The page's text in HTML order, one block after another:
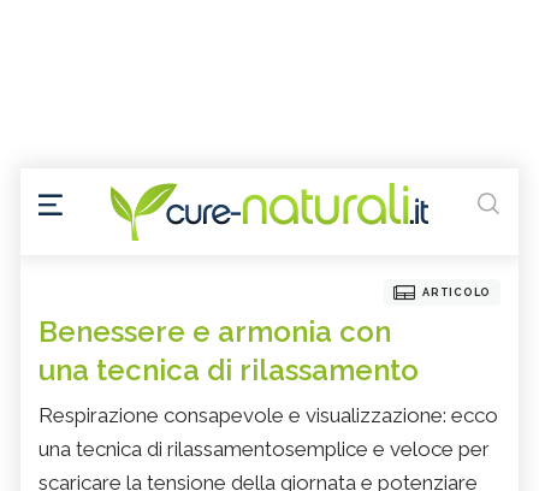
ARTICOLO
Benessere e armonia con
una tecnica di rilassamento
Respirazione consapevole e visualizzazione: ecco
una tecnica di rilassamentosemplice e veloce per
scaricare la tensione della giornata e potenziare